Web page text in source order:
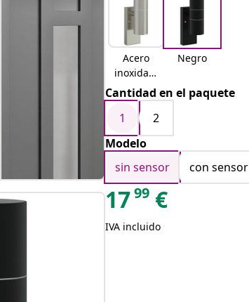
Acero
inoxidabl
e
Negro
Cantidad en el paquete
1
2
Modelo
sin sensor
con sensor
1799 €
IVA incluido